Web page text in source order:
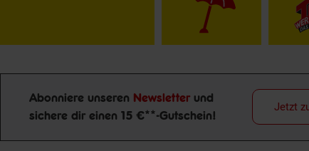
Newsletter Anmeldung
Abonniere unseren Newsletter und
sichere dir einen 15 €**-Gutschein!
Jetzt